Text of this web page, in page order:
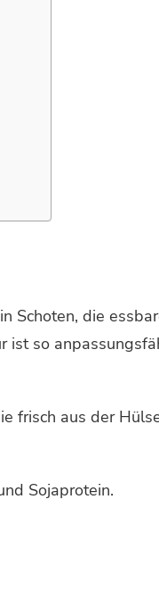
Schoten, die
so
frisch aus der
Sojaprotein.